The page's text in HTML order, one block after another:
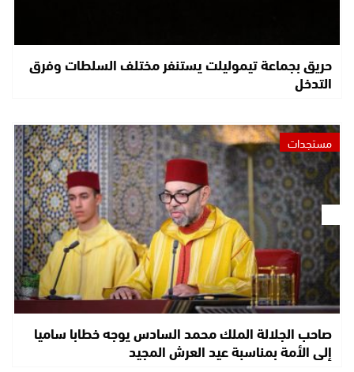
حريق بجماعة تيموليلت يستنفر مختلف السلطات وفرق
التدخل
مستجدات
صاحب الجلالة الملك محمد السادس يوجه خطابا ساميا
إلى الأمة بمناسبة عيد العرش المجيد